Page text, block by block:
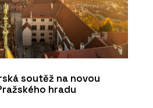
soutěž na novou
hradu